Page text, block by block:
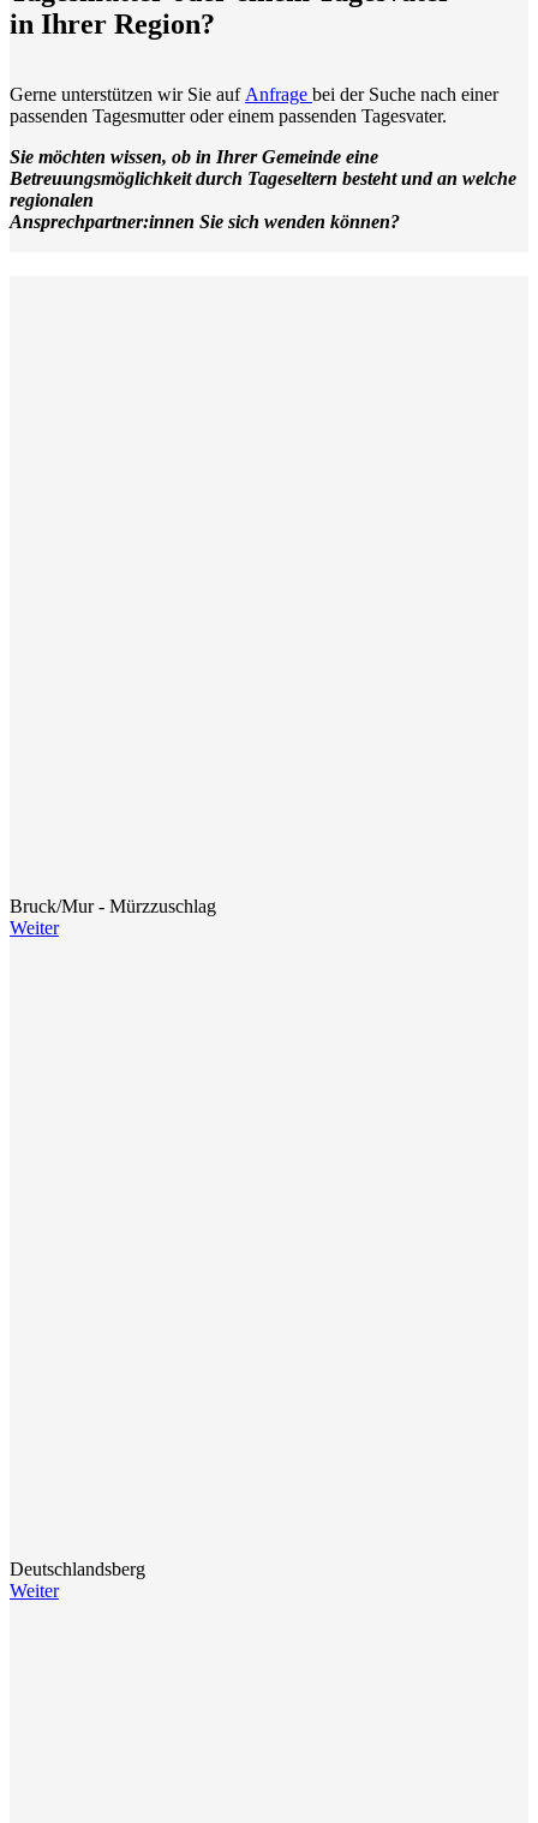
in Ihrer Region?
Gerne unterstützen wir Sie auf Anfrage bei der Suche nach einer
passenden Tagesmutter oder einem passenden Tagesvater.
Sie möchten wissen, ob in Ihrer Gemeinde eine
Betreuungsmöglichkeit durch Tageseltern besteht und an welche
regionalen
Ansprechpartner:innen Sie sich wenden können?
Bruck/Mur - Mürzzuschlag
Weiter
Deutschlandsberg
Weiter